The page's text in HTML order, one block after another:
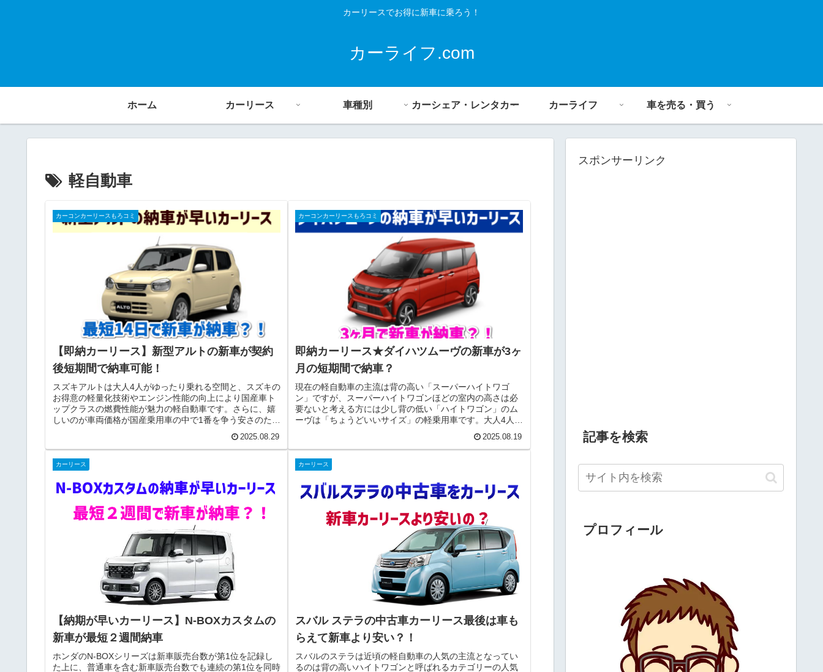
カーリースでお得に新車に乗ろう！
カーライフ.com
ホーム カーリース 車種別 カーシェア・レンタカー カーライフ 車を売る・買う
軽自動車
カーコンカーリースもろコミ
【即納カーリース】新型アルトの新車が契約
後短期間で納車可能！
スズキアルトは大人4人がゆったり乗れる空間と、スズキの
お得意の軽量化技術やエンジン性能の向上により国産車ト
ップクラスの燃費性能が魅力の軽自動車です。さらに、嬉
しいのが車両価格が国産乗用車の中で1番を争う安さのため
2025.08.29
カーコンカーリースもろコミ
即納カーリース★ダイハツムーヴの新車が3ヶ
月の短期間で納車？
現在の軽自動車の主流は背の高い「スーパーハイトワゴ
ン」ですが、スーパーハイトワゴンほどの室内の高さは必
要ないと考える方には少し背の低い「ハイトワゴン」のム
ーヴは「ちょうどいいサイズ」の軽乗用車です。大人4人で
2025.08.19
カーリース
【納期が早いカーリース】N-BOXカスタムの
新車が最短２週間納車
ホンダのN-BOXシリーズは新車販売台数が第1位を記録し
た上に、普通車を含む新車販売台数でも連続の第1位を同時
カーリース
スバル ステラの中古車カーリース最後は車も
らえて新車より安い？！
スバルのステラは近頃の軽自動車の人気の主流となってい
るのは背の高いハイトワゴンと呼ばれるカテゴリーの人気
スポンサーリンク
記事を検索
プロフィール